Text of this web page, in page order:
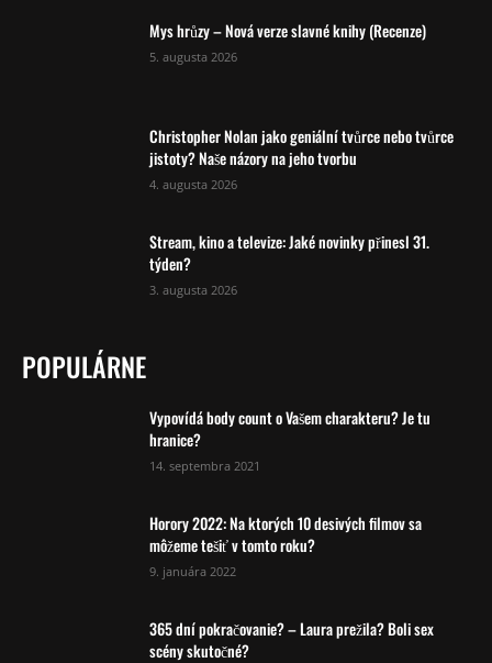
Mys hrůzy – Nová verze slavné knihy (Recenze)
5. augusta 2026
Christopher Nolan jako geniální tvůrce nebo tvůrce
jistoty? Naše názory na jeho tvorbu
4. augusta 2026
Stream, kino a televize: Jaké novinky přinesl 31.
týden?
3. augusta 2026
POPULÁRNE
Vypovídá body count o Vašem charakteru? Je tu
hranice?
14. septembra 2021
Horory 2022: Na ktorých 10 desivých filmov sa
môžeme tešiť v tomto roku?
9. januára 2022
365 dní pokračovanie? – Laura prežila? Boli sex
scény skutočné?